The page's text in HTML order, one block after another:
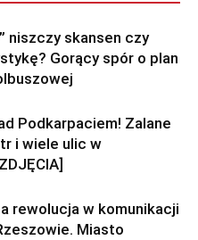
niszczy skansen czy
Gorący spór o plan
Podkarpaciem! Zalane
i wiele ulic w
rewolucja w komunikacji
Miasto